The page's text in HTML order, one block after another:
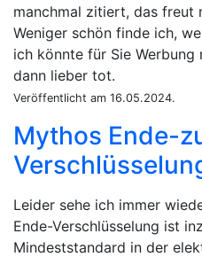
manchmal zitiert, das freut
Weniger schön finde ich,
ich könnte für Sie
dann lieber tot.
Veröffentlicht am 16.05.2024.
Mythos Ende-
Leider sehe ich immer
Ende-Verschlüsselung ist
Mindeststandard in der